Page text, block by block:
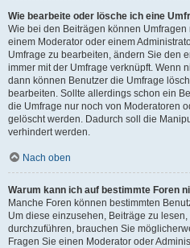
Wie bearbeite oder lösche ich eine
Wie bei den Beiträgen können
einem Moderator oder einem
Umfrage zu bearbeiten, ändern Sie den
immer mit der Umfrage verknüpft. Wenn
dann können Benutzer die Umfrage
bearbeiten. Sollte allerdings schon ein
die Umfrage nur noch von Moderatoren
gelöscht werden. Dadurch soll die
verhindert werden.
Nach oben
Warum kann ich auf bestimmte Foren
Manche Foren können bestimmten
Um diese einzusehen, Beiträge zu
durchzuführen, brauchen Sie
Fragen Sie einen Moderator oder